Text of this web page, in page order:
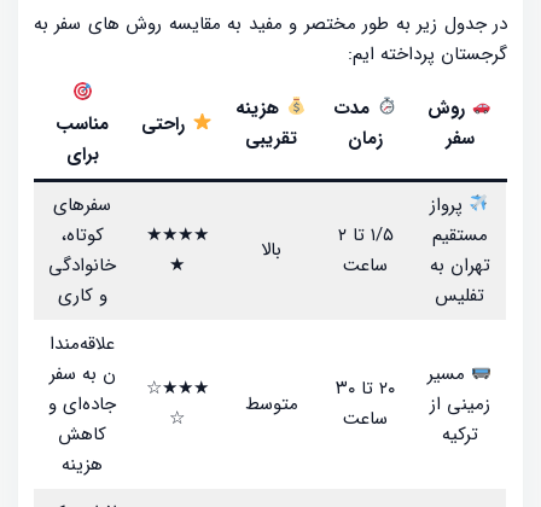
در جدول زیر به طور مختصر و مفید به مقایسه روش های سفر به
گرجستان پرداخته ایم:
روش
سفر
مدت
زمان
هزینه
تقریبی
راحتی
مناسب
برای
پرواز
مستقیم
تهران به
تفلیس
۱/۵ تا ۲
ساعت
بالا
★★★★
★
سفرهای
کوتاه،
خانوادگی
و کاری
مسیر
زمینی از
ترکیه
۲۰ تا ۳۰
ساعت
متوسط
★★★☆
☆
علاقه‌مندا
ن به سفر
جاده‌ای و
کاهش
هزینه